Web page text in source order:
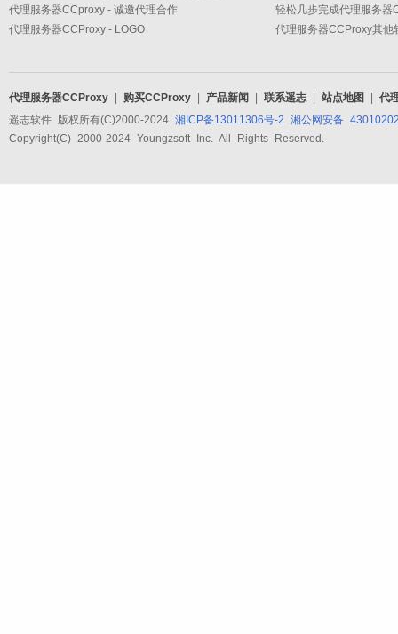
代理服务器CCproxy - 诚邀代理合作
代理服务器CCProxy - LOGO
轻松几步完成代理服务器
代理服务器CCProxy其他
代理服务器CCProxy 购买CCProxy 产品新闻 联系遥志 站点地图
代
遥志软件 版权所有(C)2000-2024 湘ICP备13011306号-2 湘公网安备
Copyright(C) 2000-2024 Youngzsoft Inc. All Rights Reserved.